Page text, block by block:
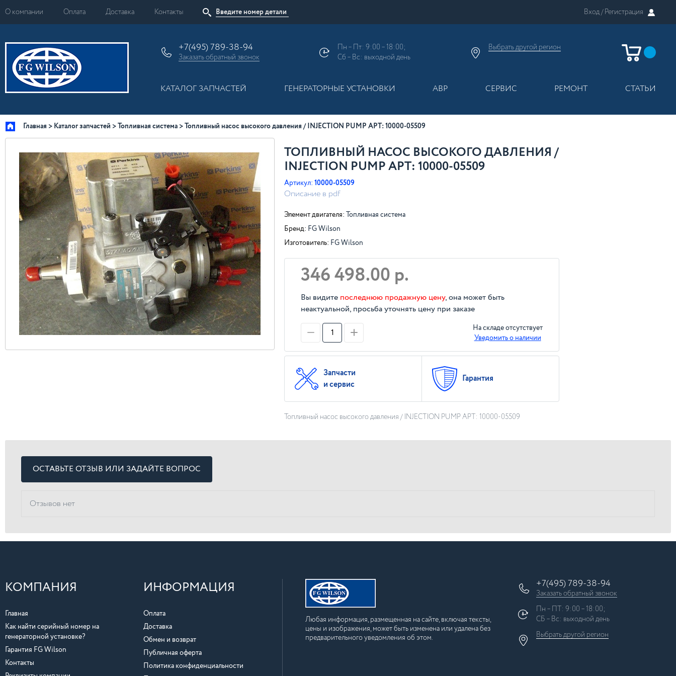
О компании Оплата Доставка Контакты Вход /Регистрация
+7(495) 789-38-94
Заказатьобратный звонок
Пн – Пт: 9:00 – 18:00;
Сб – Вс: выходной день
Выбрать другой регион
КАТАЛОГ ЗАПЧАСТЕЙ ГЕНЕРАТОРНЫЕ УСТАНОВКИ АВР СЕРВИС РЕМОНТ СТАТЬИ
Главная Каталог запчастей Топливная система Топливный насос высокого давления / INJECTION PUMP АРТ: 10000-05509
ТОПЛИВНЫЙ НАСОС ВЫСОКОГО ДАВЛЕНИЯ /
INJECTION PUMP АРТ: 10000-05509
Артикул: 10000-05509
Описание в pdf
Элемент двигателя: Топливная система
Бренд: FG Wilson
Изготовитель: FG Wilson
346 498.00 р.
Вы видите последнюю продажную цену, она может быть
неактуальной, просьба уточнять цену при заказе
На складе отсутствует
Уведомить о наличии
Запчасти
и сервис
Гарантия
Топливный насос высокого давления / INJECTION PUMP АРТ: 10000-05509
ОСТАВЬТЕ ОТЗЫВ ИЛИ ЗАДАЙТЕ ВОПРОС
Отзывов нет
КОМПАНИЯ
Главная
Как найти серийный номер на
генераторной установке?
Гарантия FG Wilson
Контакты
ИНФОРМАЦИЯ
Оплата
Доставка
Обмен и возврат
Публичная оферта
Политика конфиденциальности
Любая информация, размещенная на сайте, включая тексты,
цены и изображения, может быть изменена или удалена без
предварительного уведомления об этом.
+7(495) 789-38-94
Заказать обратный звонок
Пн – ПТ: 9:00 – 18:00;
СБ – Вс: выходной день
Выбрать другой регион